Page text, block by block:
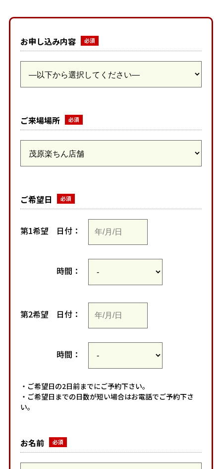
お申し込み内容
ご来場場所
ご希望日
第1希望 日付：
時間：
第2希望 日付：
時間：
・ご希望日の2日前までにご予約下さい。
・ご希望日までの日数が短い場合はお電話でご予約下さ
い。
お名前